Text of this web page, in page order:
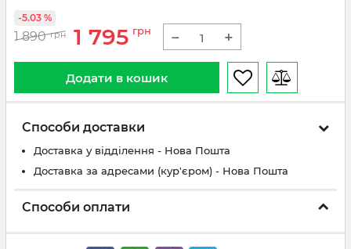
1 890 грн 1 795 грн
-5.03 %
− +
Додати в кошик
Способи доставки
Доставка у відділення - Нова Пошта
Доставка за адресами (кур'єром) - Нова Пошта
Способи оплати